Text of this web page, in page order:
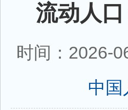
流动人
时间：2026-
中国